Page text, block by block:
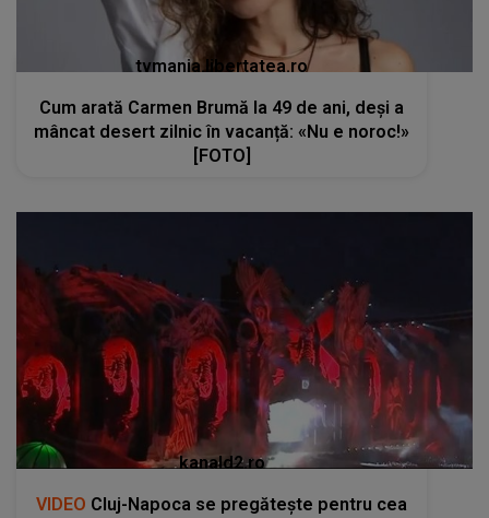
tvmania.libertatea.ro
Cum arată Carmen Brumă la 49 de ani, deși a
mâncat desert zilnic în vacanță: «Nu e noroc!»
[FOTO]
kanald2.ro
VIDEO Cluj-Napoca se pregătește pentru cea